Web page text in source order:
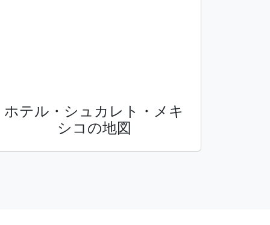
ホテル・シュカレト・メキ
シコの地図